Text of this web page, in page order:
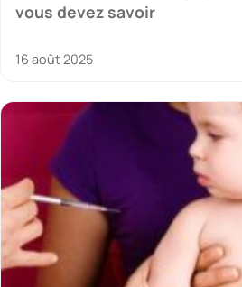
vous devez savoir
16 août 2025